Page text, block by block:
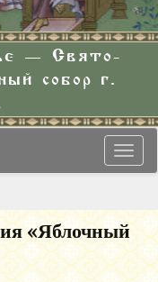
— Свято-
собор г.
«Яблочный